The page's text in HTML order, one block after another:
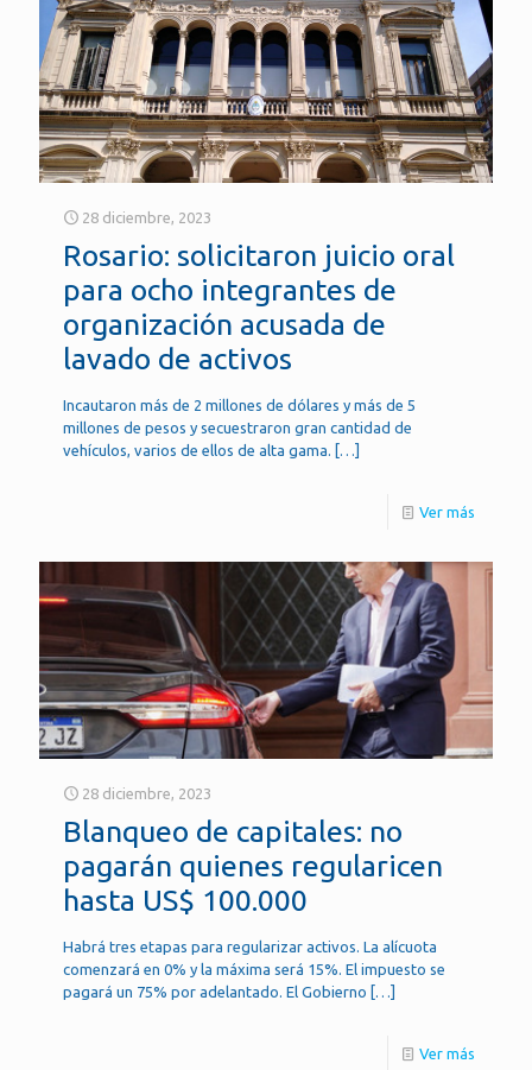
28 diciembre, 2023
Rosario: solicitaron juicio oral
para ocho integrantes de
organización acusada de
lavado de activos
Incautaron más de 2 millones de dólares y más de 5
millones de pesos y secuestraron gran cantidad de
vehículos, varios de ellos de alta gama. […]
Ver más
28 diciembre, 2023
Blanqueo de capitales: no
pagarán quienes regularicen
hasta US$ 100.000
Habrá tres etapas para regularizar activos. La alícuota
comenzará en 0% y la máxima será 15%. El impuesto se
pagará un 75% por adelantado. El Gobierno […]
Ver más